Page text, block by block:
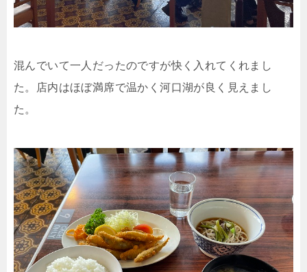
混んでいて一人だったのですが快く入れてくれまし
た。店内はほぼ満席で温かく河口湖が良く見えまし
た。